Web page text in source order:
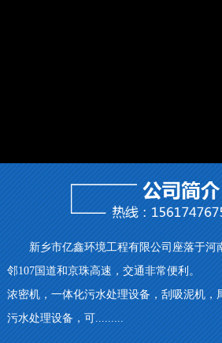
新乡市亿鑫环境工程有限公司座落于河
邻107国道和京珠高速，交通非常便利。
浓密机，一体化污水处理设备，刮吸泥机，
污水处理设备，可.........